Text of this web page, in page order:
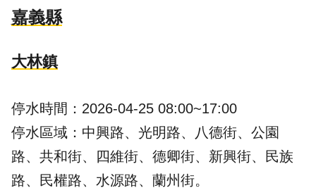
嘉義縣
大林鎮
停水時間：2026-04-25 08:00~17:00
停水區域：中興路、光明路、八德街、公園
路、共和街、四維街、德卿街、新興街、民族
路、民權路、水源路、蘭州街。